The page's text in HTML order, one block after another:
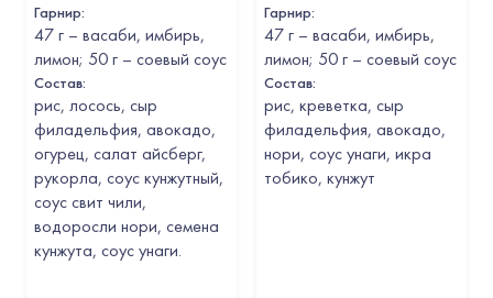
Гарнир:
47 г – васаби, имбирь,
лимон; 50 г – соевый соус
Состав:
рис, лосось, сыр
филадельфия, авокадо,
огурец, салат айсберг,
рукорла, соус кунжутный,
соус свит чили,
водоросли нори, семена
кунжута, соус унаги.
Гарнир:
47 г – васаби, имбирь,
лимон; 50 г – соевый соус
Состав:
рис, креветка, сыр
филадельфия, авокадо,
нори, соус унаги, икра
тобико, кунжут